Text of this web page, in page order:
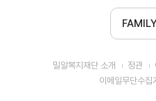
밀알복지재단 소개 정관
이메일무단수집